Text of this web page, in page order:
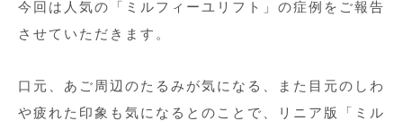
今回は人気の「ミルフィーユリフト」の症例をご報告
させていただきます。
口元、あご周辺のたるみが気になる、また目元のしわ
や疲れた印象も気になるとのことで、リニア版「ミル